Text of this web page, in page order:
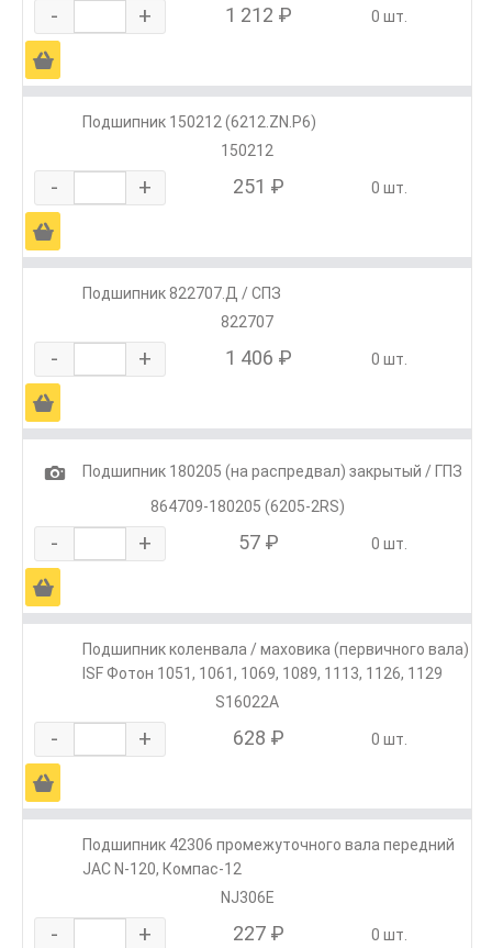
- + 1 212 ₽ 0 шт.
Ä
Подшипник 150212 (6212.ZN.P6)
150212
- + 251 ₽ 0 шт.
Ä
Подшипник 822707.Д / СПЗ
822707
- + 1 406 ₽ 0 шт.
Ä
1
Подшипник 180205 (на распредвал) закрытый / ГПЗ
864709-180205 (6205-2RS)
- + 57 ₽ 0 шт.
Ä
Подшипник коленвала / маховика (первичного вала)
ISF Фотон 1051, 1061, 1069, 1089, 1113, 1126, 1129
S16022A
- + 628 ₽ 0 шт.
Ä
Подшипник 42306 промежуточного вала передний
JAC N-120, Компас-12
NJ306E
- + 227 ₽ 0 шт.